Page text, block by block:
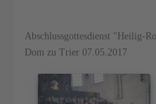
Abschlussgottesdienst "Heilig-
Dom zu Trier 07.05.2017